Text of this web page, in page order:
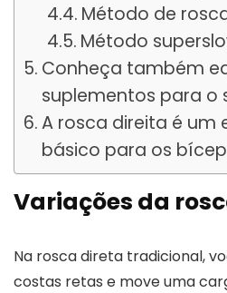
Método de
Método
Conheça também
suplementos para o
A rosca direita é um
básico para os
Variações da
Na rosca direta tradicional,
costas retas e move uma